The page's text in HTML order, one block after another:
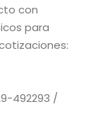
con
para
492293 /